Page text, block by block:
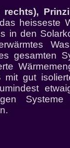
rechts),
heisseste
in den
gesamten
gut